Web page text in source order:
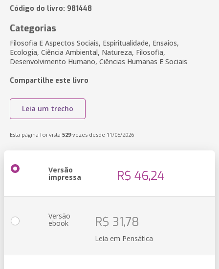
Código do livro: 981448
Categorias
Filosofia E Aspectos Sociais, Espiritualidade, Ensaios,
Ecologia, Ciência Ambiental, Natureza, Filosofia,
Desenvolvimento Humano, Ciências Humanas E Sociais
Compartilhe este livro
Leia um trecho
Esta página foi vista 529vezes desde 11/05/2026
Versão
impressa R$ 46,24
Versão
ebook R$ 31,78
Leia em Pensática